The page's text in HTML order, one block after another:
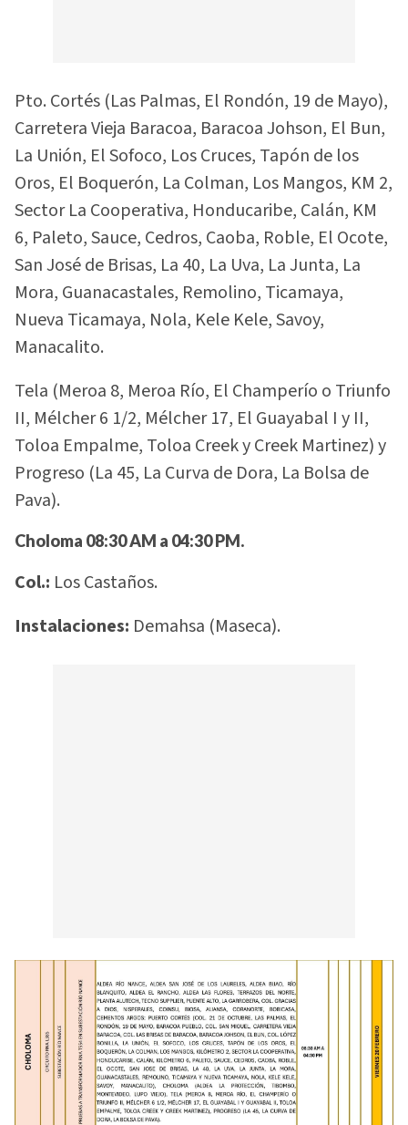
Pto. Cortés (Las Palmas, El Rondón, 19 de Mayo),
Carretera Vieja Baracoa, Baracoa Johson, El Bun,
La Unión, El Sofoco, Los Cruces, Tapón de los
Oros, El Boquerón, La Colman, Los Mangos, KM 2,
Sector La Cooperativa, Honducaribe, Calán, KM
6, Paleto, Sauce, Cedros, Caoba, Roble, El Ocote,
San José de Brisas, La 40, La Uva, La Junta, La
Mora, Guanacastales, Remolino, Ticamaya,
Nueva Ticamaya, Nola, Kele Kele, Savoy,
Manacalito.
Tela (Meroa 8, Meroa Río, El Champerío o Triunfo
II, Mélcher 6 1/2, Mélcher 17, El Guayabal I y II,
Toloa Empalme, Toloa Creek y Creek Martinez) y
Progreso (La 45, La Curva de Dora, La Bolsa de
Pava).
Choloma 08:30 AM a 04:30 PM.
Col.: Los Castaños.
Instalaciones: Demahsa (Maseca).